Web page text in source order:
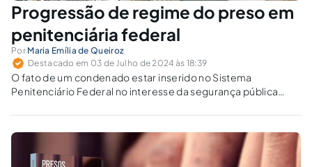
Progressão de regime do preso em
penitenciária federal
Por Maria Emília de Queiroz
Destacado em 03 de Julho de 2024 às 18:39
O fato de um condenado estar inserido no Sistema
Penitenciário Federal no interesse da segurança pública
regime prisional?